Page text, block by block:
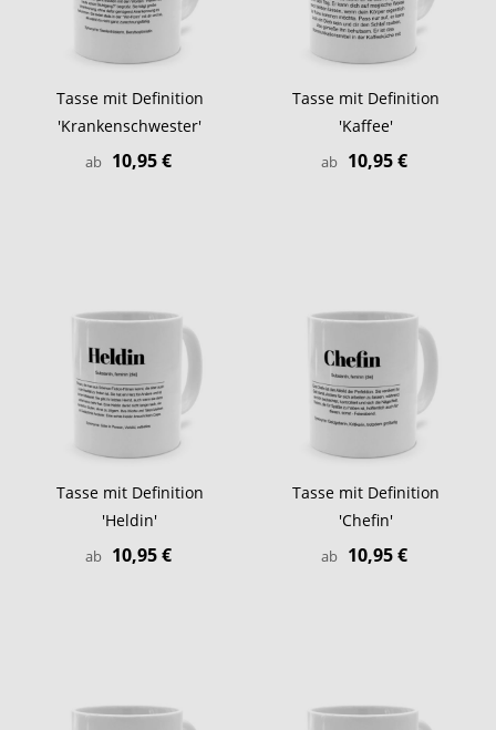
Tasse mit Definition
'Krankenschwester'
ab 10,95 €
Tasse mit Definition
'Kaffee'
ab 10,95 €
Tasse mit Definition
'Heldin'
ab 10,95 €
Tasse mit Definition
'Chefin'
ab 10,95 €